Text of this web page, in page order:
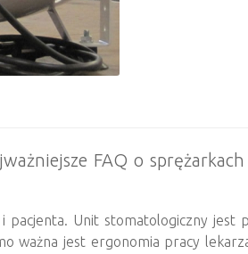
FAQ o
pacjenta. Unit stomatologiczny jest
ważna jest ergonomia pracy